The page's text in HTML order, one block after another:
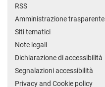
RSS
Amministrazione trasparente
Siti tematici
Note legali
Dichiarazione di accessibilità
Segnalazioni accessibilità
Privacy and Cookie policy